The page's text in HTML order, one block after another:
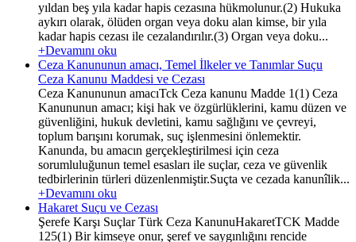
yıldan beş yıla kadar hapis cezasına hükmolunur.(2) Hukuka
aykırı olarak, ölüden organ veya doku alan kimse, bir yıla
kadar hapis cezası ile cezalandırılır.(3) Organ veya doku...
+Devamını oku
Ceza Kanununun amacı, Temel İlkeler ve Tanımlar Suçu
Ceza Kanunu Maddesi ve Cezası
Ceza Kanununun amacıTck Ceza kanunu Madde 1(1) Ceza
Kanununun amacı; kişi hak ve özgürlüklerini, kamu düzen ve
güvenliğini, hukuk devletini, kamu sağlığını ve çevreyi,
toplum barışını korumak, suç işlenmesini önlemektir.
Kanunda, bu amacın gerçekleştirilmesi için ceza
sorumluluğunun temel esasları ile suçlar, ceza ve güvenlik
tedbirlerinin türleri düzenlenmiştir.Suçta ve cezada kanunîlik...
+Devamını oku
Hakaret Suçu ve Cezası
Şerefe Karşı Suçlar Türk Ceza KanunuHakaretTCK Madde
125(1) Bir kimseye onur, şeref ve saygınlığını rencide